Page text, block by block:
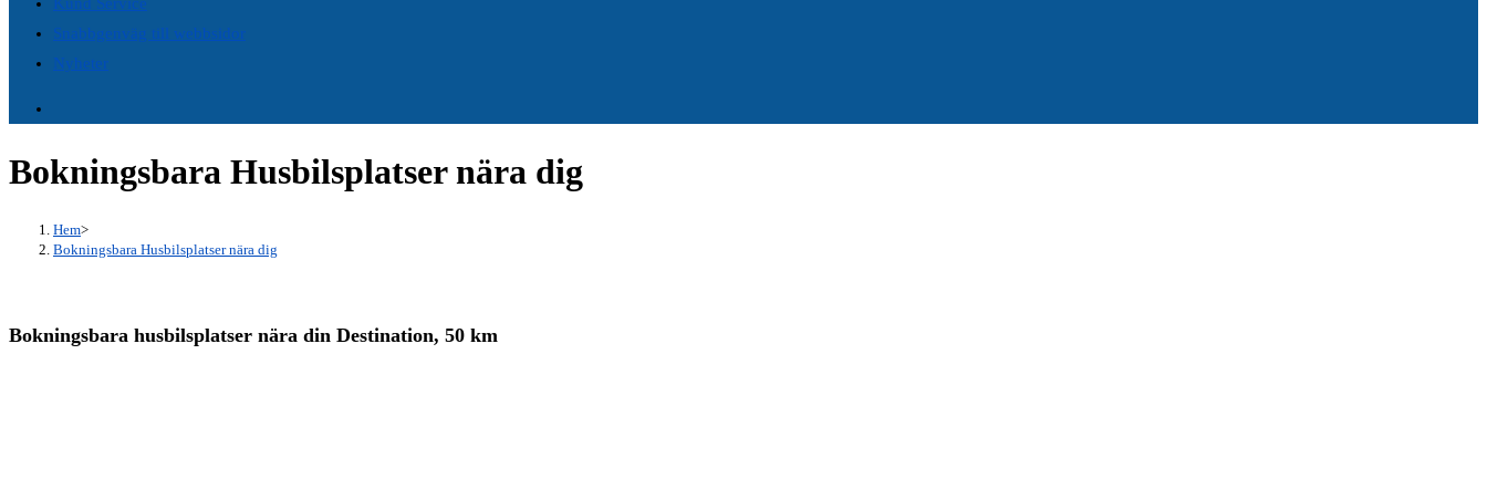
Snabbgenväg till webbsidor
Nyheter
Bokningsbara Husbilsplatser nära dig
Hem>
Bokningsbara Husbilsplatser nära dig
Bokningsbara husbilsplatser nära din Destination, 50 km